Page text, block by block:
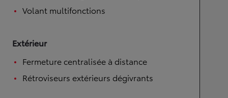
Volant multifonctions
Extérieur
Fermeture centralisée à distance
Rétroviseurs extérieurs dégivrants